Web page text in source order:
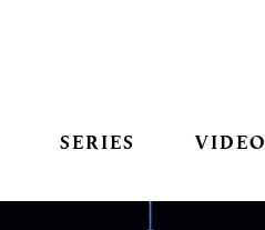
SERIES VIDEO